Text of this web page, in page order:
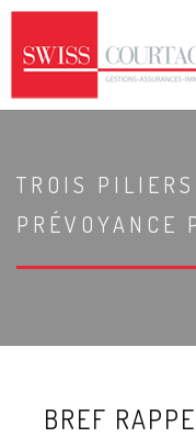
TROIS
PRÉVOYANCE
BREF